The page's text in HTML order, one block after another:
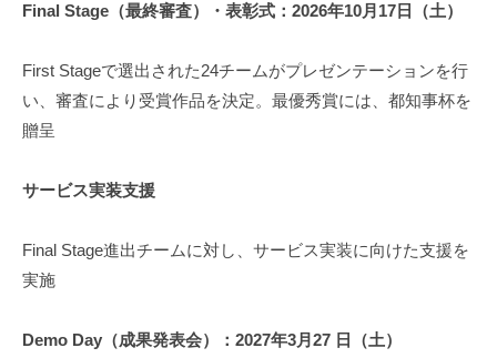
Final Stage（最終審査）・表彰式：2026年10月17日（土）
First Stageで選出された24チームがプレゼンテーションを行
い、審査により受賞作品を決定。最優秀賞には、都知事杯を
贈呈
サービス実装支援
Final Stage進出チームに対し、サービス実装に向けた支援を
実施
Demo Day（成果発表会）：2027年3月27 日（土）